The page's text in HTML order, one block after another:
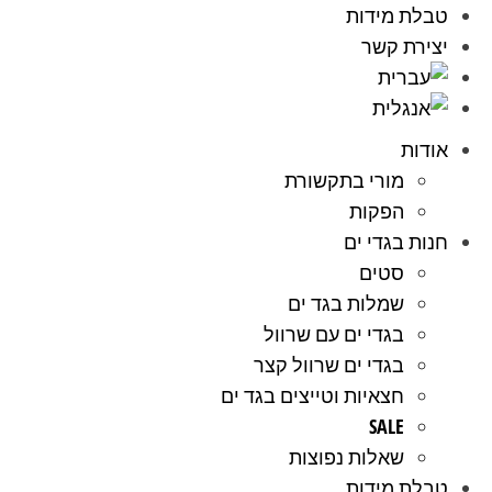
טבלת מידות
יצירת קשר
אודות
מורי בתקשורת
הפקות
חנות בגדי ים
סטים
שמלות בגד ים
בגדי ים עם שרוול
בגדי ים שרוול קצר
חצאיות וטייצים בגד ים
SALE
שאלות נפוצות